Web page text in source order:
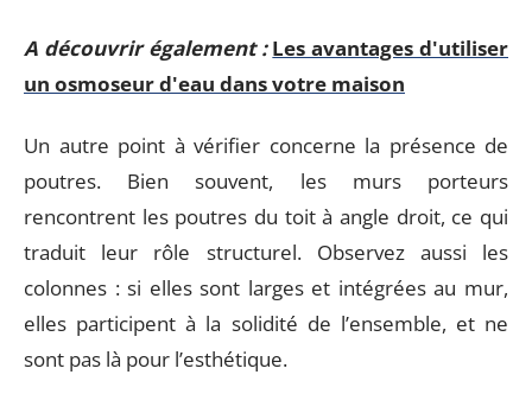
A découvrir également : Les avantages d'utiliser
un osmoseur d'eau dans votre maison
Un autre point à vérifier concerne la présence de
poutres. Bien souvent, les murs porteurs
rencontrent les poutres du toit à angle droit, ce qui
traduit leur rôle structurel. Observez aussi les
colonnes : si elles sont larges et intégrées au mur,
elles participent à la solidité de l’ensemble, et ne
sont pas là pour l’esthétique.